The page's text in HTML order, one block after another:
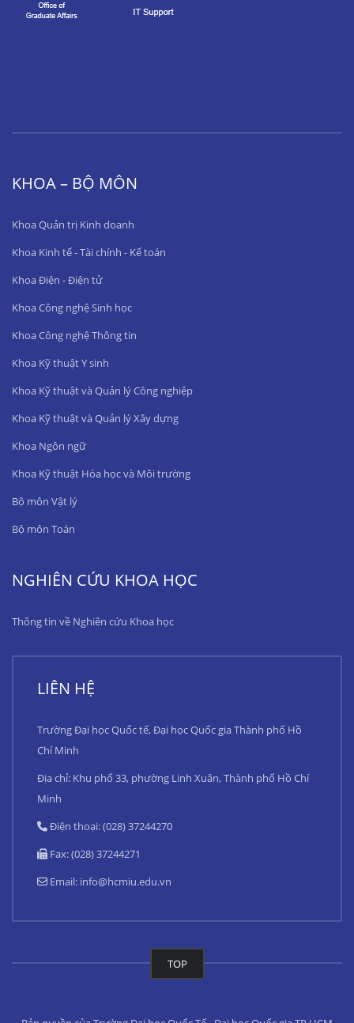
KHOA – BỘ MÔN
Khoa Quản trị Kinh doanh
Khoa Kinh tế - Tài chính - Kế toán
Khoa Điện - Điện tử
Khoa Công nghệ Sinh học
Khoa Công nghệ Thông tin
Khoa Kỹ thuật Y sinh
Khoa Kỹ thuật và Quản lý Công nghiệp
Khoa Kỹ thuật và Quản lý Xây dựng
Khoa Ngôn ngữ
Khoa Kỹ thuật Hóa học và Môi trường
Bộ môn Vật lý
Bộ môn Toán
NGHIÊN CỨU KHOA HỌC
Thông tin về Nghiên cứu Khoa học
LIÊN HỆ
Trường Đại học Quốc tế, Đại học Quốc gia Thành phố Hồ
Chí Minh
Địa chỉ: Khu phố 33, phường Linh Xuân, Thành phố Hồ Chí
Minh
Điện thoại: (028) 37244270
Fax: (028) 37244271
Email: info@hcmiu.edu.vn
TOP